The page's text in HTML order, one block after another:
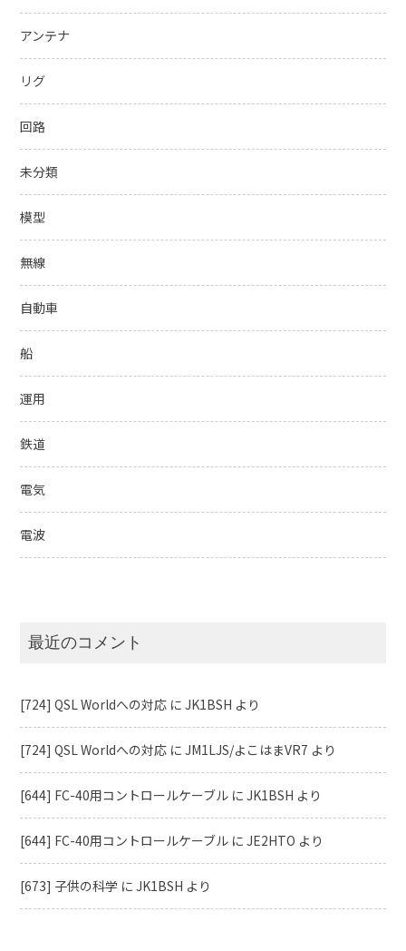
アンテナ
リグ
回路
未分類
模型
無線
自動車
船
運用
鉄道
電気
電波
最近のコメント
[724] QSL Worldへの対応 にJK1BSH より
[724] QSL Worldへの対応 にJM1LJS/よこはまVR7 より
[644] FC-40用コントロールケーブル にJK1BSH より
[644] FC-40用コントロールケーブル にJE2HTO より
[673] 子供の科学 にJK1BSH より